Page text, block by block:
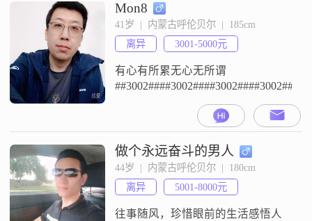
Mon8
41岁  |  内蒙古呼伦贝尔  |  185cm
离异
3001-5000元
有心有所累无心无所谓
做个永远奋斗的男人
44岁  |  内蒙古呼伦贝尔  |  180cm
离异
5001-8000元
往事随风，珍惜眼前的生活感悟人